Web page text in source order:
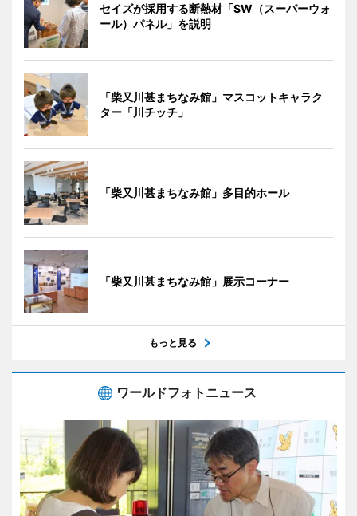
セイズが採用する断熱材「SW（スーパーウォ
ール）パネル」を説明
「柴又川甚まちなみ館」マスコットキャラク
ター「川チッチ」
「柴又川甚まちなみ館」多目的ホール
「柴又川甚まちなみ館」展示コーナー
もっと見る
ワールドフォトニュース